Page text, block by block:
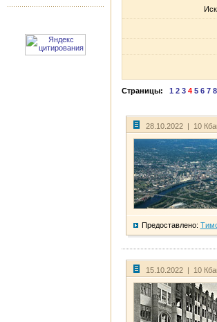
Страницы: 1 2 3 4 5 6 7 8
28.10.2022 | 10
Предоставлено:
15.10.2022 | 10